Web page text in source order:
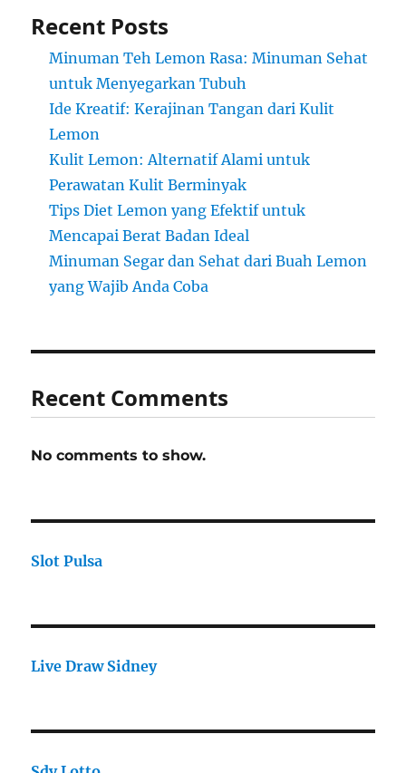
Recent Posts
Minuman Teh Lemon Rasa: Minuman Sehat
untuk Menyegarkan Tubuh
Ide Kreatif: Kerajinan Tangan dari Kulit
Lemon
Kulit Lemon: Alternatif Alami untuk
Perawatan Kulit Berminyak
Tips Diet Lemon yang Efektif untuk
Mencapai Berat Badan Ideal
Minuman Segar dan Sehat dari Buah Lemon
yang Wajib Anda Coba
Recent Comments
No comments to show.
Slot Pulsa
Live Draw Sidney